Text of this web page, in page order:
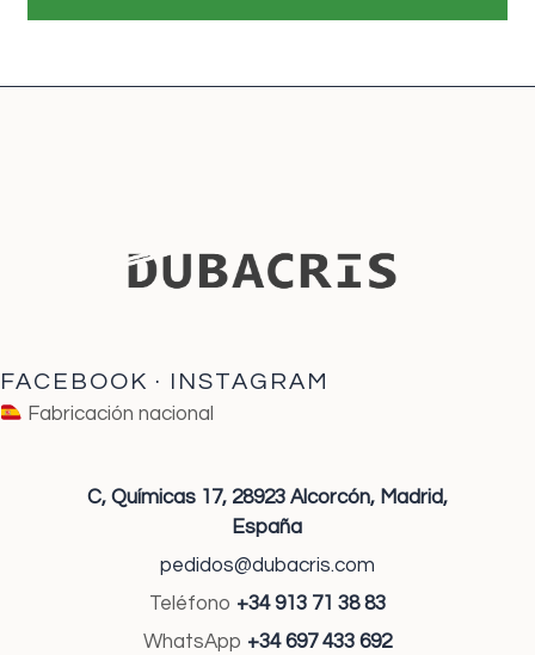
FACEBOOK · INSTAGRAM
Fabricación nacional
C, Químicas 17, 28923 Alcorcón, Madrid,
España
pedidos@dubacris.com
Teléfono +34 913 71 38 83
WhatsApp +34 697 433 692